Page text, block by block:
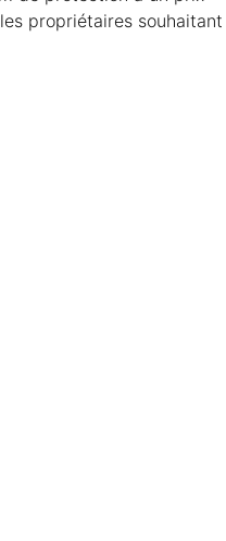
propriétaires souhaitant